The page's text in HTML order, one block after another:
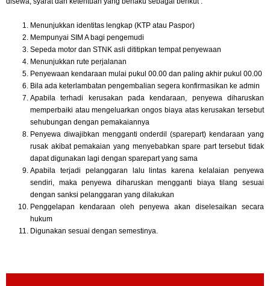
Menunjukkan identitas lengkap (KTP atau Paspor)
Mempunyai SIM A bagi pengemudi
Sepeda motor dan STNK asli dititipkan tempat penyewaan
Menunjukkan rute perjalanan
Penyewaan kendaraan mulai pukul 00.00 dan paling akhir pukul 00.00
Bila ada keterlambatan pengembalian segera konfirmasikan ke admin
Apabila terhadi kerusakan pada kendaraan, penyewa diharuskan
memperbaiki atau mengeluarkan ongos biaya atas kerusakan tersebut
sehubungan dengan pemakaiannya
Penyewa diwajibkan mengganti onderdil (sparepart) kendaraan yang
rusak akibat pemakaian yang menyebabkan spare part tersebut tidak
dapat digunakan lagi dengan sparepart yang sama
Apabila terjadi pelanggaran lalu lintas karena kelalaian penyewa
sendiri, maka penyewa diharuskan mengganti biaya tilang sesuai
dengan sanksi pelanggaran yang dilakukan
Penggelapan kendaraan oleh penyewa akan diselesaikan secara
hukum
Digunakan sesuai dengan semestinya.